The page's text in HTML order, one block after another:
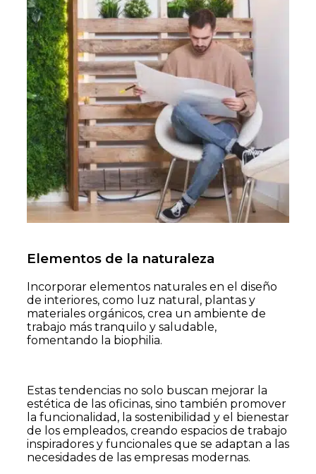
Elementos de la naturaleza
Incorporar elementos naturales en el diseño
de interiores, como luz natural, plantas y
materiales orgánicos, crea un ambiente de
trabajo más tranquilo y saludable,
fomentando la biophilia​.
Estas tendencias no solo buscan mejorar la
estética de las oficinas, sino también promover
la funcionalidad, la sostenibilidad y el bienestar
de los empleados, creando espacios de trabajo
inspiradores y funcionales que se adaptan a las
necesidades de las empresas modernas.